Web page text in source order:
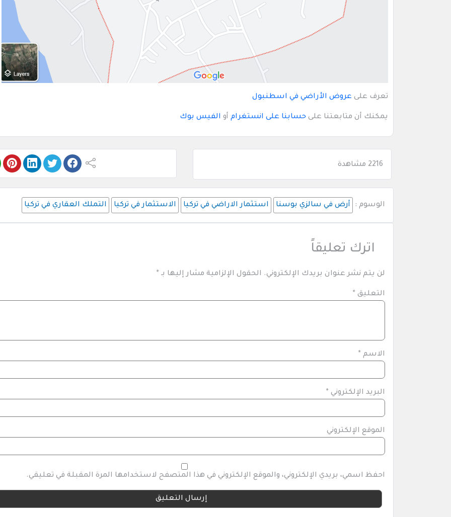
تعرف على عروض الأراضي في اسطنبول
يمكنك أن متابعتنا على حسابنا على انستغرام أو الفيس بوك
2216 مشاهدة
الوسوم : أرض في سالزي بوسنا استثمار الاراضي في تركيا الاستثمار في تركيا التملك العقاري في تركيا
اترك تعليقاً
لن يتم نشر عنوان بريدك الإلكتروني. الحقول الإلزامية مشار إليها بـ *
التعليق *
الاسم *
البريد الإلكتروني *
الموقع الإلكتروني
احفظ اسمي، بريدي الإلكتروني، والموقع الإلكتروني في هذا المتصفح لاستخدامها المرة المقبلة في تعليقي.